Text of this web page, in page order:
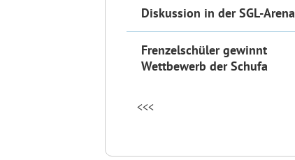
Diskussion in der SGL-Arena
Frenzelschüler gewinnt
Wettbewerb der Schufa
<<<